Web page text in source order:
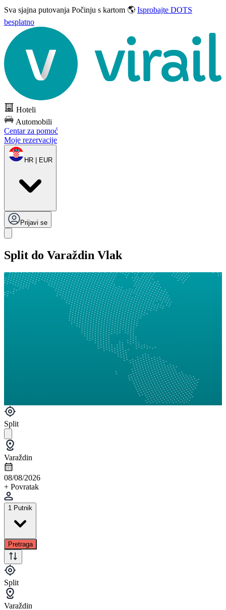
Sva sjajna putovanja Počinju s kartom 🌎 Isprobajte DOTS
besplatno
Hoteli
Automobili
Centar za pomoć
Moje rezervacije
HR | EUR
Prijavi se
Split do Varaždin Vlak
Split
Varaždin
08/08/2026
+ Povratak
1 Putnik
Pretraga
Split
Varaždin